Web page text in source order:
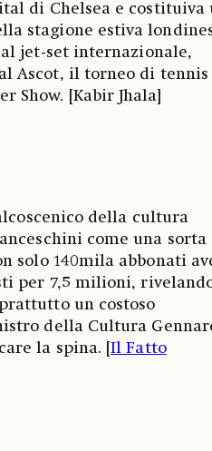
di Chelsea e costituiva
stagione estiva
jet-set internazionale,
Ascot, il torneo di
Show. [Kabir Jhala]
della cultura
come una sorta
solo 140mila abbonati
per 7,5 milioni,
un costoso
della Cultura
la spina. [Il Fatto